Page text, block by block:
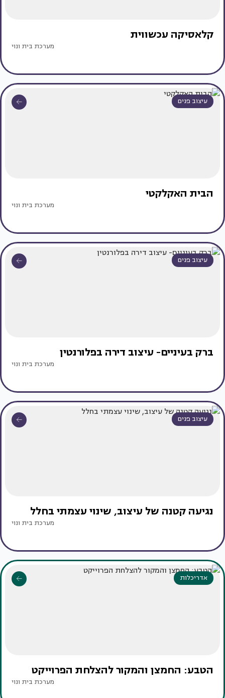
קלאסיקה עכשווית
מערכת בית ונוי
עיצוב פנים
הבית האקלקטי
מערכת בית ונוי
עיצוב פנים
ברק בעיניים- עיצוב דירה בפלורנטין
מערכת בית ונוי
עיצוב פנים
נגיעה קטנה של עיצוב, שינוי עצמתי בחלל
מערכת בית ונוי
אדריכלות
הטבע: החמצן והמקור להצלחת הפרוייקט
מערכת בית ונוי